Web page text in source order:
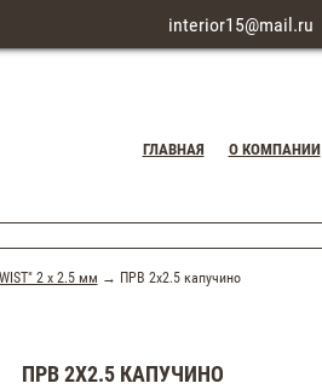
interior15@mail.ru
ГЛАВНАЯ О КОМПАНИИ
2 х 2.5 мм → ПРВ 2х2.5 капучино
ПРВ 2Х2.5 КАПУЧИНО